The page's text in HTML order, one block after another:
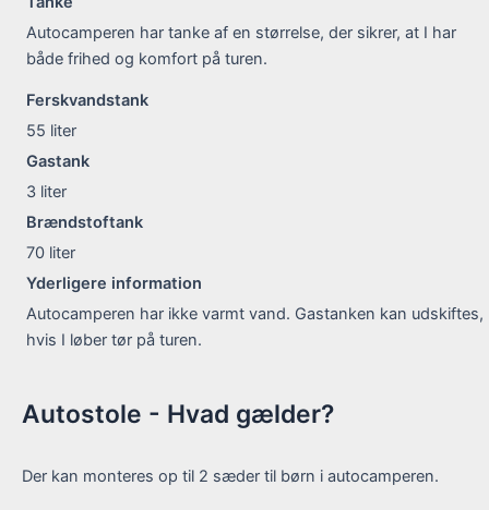
Autocamperen har tanke af en størrelse, der sikrer, at I har
både frihed og komfort på turen.
Ferskvandstank
55 liter
Gastank
3 liter
Brændstoftank
70 liter
Yderligere information
Autocamperen har ikke varmt vand. Gastanken kan udskiftes,
hvis I løber tør på turen.
Autostole - Hvad gælder?
Der kan monteres op til 2 sæder til børn i autocamperen.